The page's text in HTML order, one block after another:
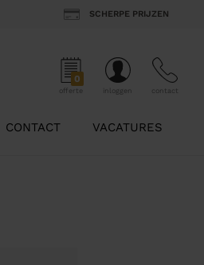
SCHERPE PRIJZEN
0
offerte inloggen contact
CONTACT VACATURES